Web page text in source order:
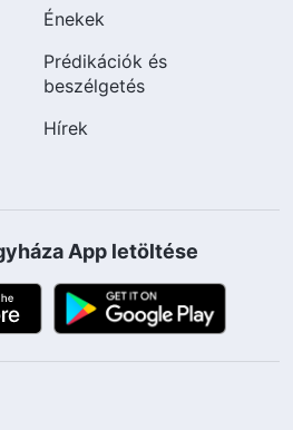
Énekek
Prédikációk és
beszélgetés
Hírek
App letöltése